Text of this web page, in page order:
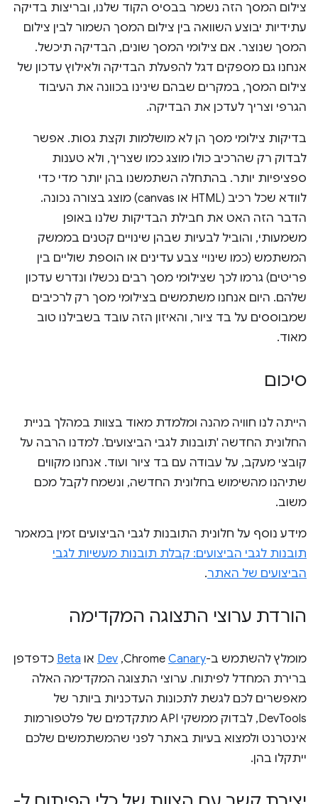
צילום המסך הזה נשמר בבסיס הקוד שלנו, ובריצות בדיקה
עתידיות יבוצע השוואה בין צילום המסך השמור לבין צילום
המסך שנוצר. אם צילומי המסך שונים, הבדיקה תיכשל.
אנחנו גם מספקים דגל להפעלת הבדיקה ולאילוץ עדכון של
צילום המסך, במקרים שבהם שינינו בכוונה את העיבוד
הגרפי וצריך לעדכן את הבדיקה.
בדיקות צילומי מסך הן לא מושלמות וקצת גסות. אפשר
לבדוק רק שהרכיב כולו מוצג כמו שצריך, ולא טענות
ספציפיות יותר. בהתחלה השתמשנו בהן יותר מדי כדי
לוודא שכל רכיב (HTML או canvas) מוצג בצורה נכונה.
הדבר הזה האט את חבילת הבדיקות שלנו באופן
משמעותי, והוביל לבעיות שבהן שינויים קטנים בממשק
המשתמש (כמו שינויי צבע עדינים או הוספת שוליים בין
פריטים) גרמו לכך שצילומי מסך רבים נכשלו ונדרש עדכון
שלהם. היום אנחנו משתמשים בצילומי מסך רק לרכיבים
שמבוססים על בד ציור, והאיזון הזה עובד בשבילנו טוב
מאוד.
סיכום
הייתה לנו חוויה מהנה ומלמדת מאוד בצוות במהלך בניית
החלונית החדשה 'תובנות לגבי הביצועים'. למדנו הרבה על
קובצי מעקב, על עבודה עם בד ציור ועוד. אנחנו מקווים
שתיהנו מהשימוש בחלונית החדשה, ונשמח לקבל מכם
משוב.
מידע נוסף על חלונית התובנות לגבי הביצועים זמין במאמר
תובנות לגבי הביצועים: קבלת תובנות מעשיות לגבי
הביצועים של האתר.
הורדת ערוצי התצוגה המקדימה
מומלץ להשתמש ב-ChromeCanary
,‏
Dev או Beta כדפדפן
ברירת המחדל לפיתוח. ערוצי התצוגה המקדימה האלה
מאפשרים לכם לגשת לתכונות העדכניות ביותר של
DevTools, לבדוק ממשקי API מתקדמים של פלטפורמות
אינטרנט ולמצוא בעיות באתר לפני שהמשתמשים שלכם
ייתקלו בהן.